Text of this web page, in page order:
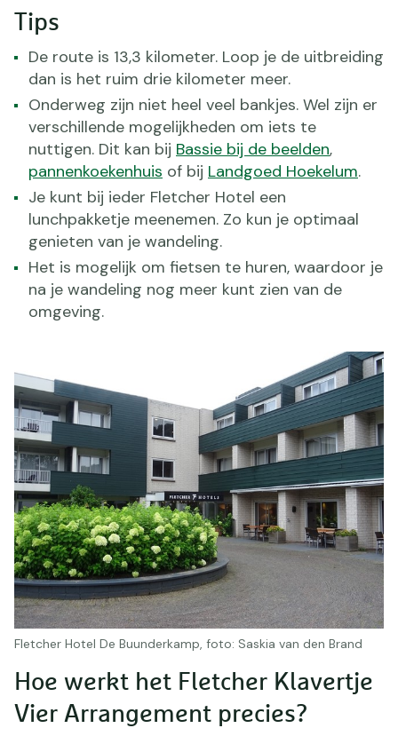
Tips
De route is 13,3 kilometer. Loop je de uitbreiding
dan is het ruim drie kilometer meer.
Onderweg zijn niet heel veel bankjes. Wel zijn er
verschillende mogelijkheden om iets te
nuttigen. Dit kan bij Bassie bij de beelden,
pannenkoekenhuis of bij Landgoed Hoekelum.
Je kunt bij ieder Fletcher Hotel een
lunchpakketje meenemen. Zo kun je optimaal
genieten van je wandeling.
Het is mogelijk om fietsen te huren, waardoor je
na je wandeling nog meer kunt zien van de
omgeving.
Fletcher Hotel De Buunderkamp, foto: Saskia van den Brand
Hoe werkt het Fletcher Klavertje
Vier Arrangement precies?